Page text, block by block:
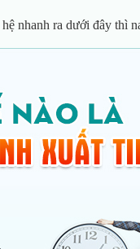
nhanh ra dưới đây thì
BÙI THỊ
HƯỜNG